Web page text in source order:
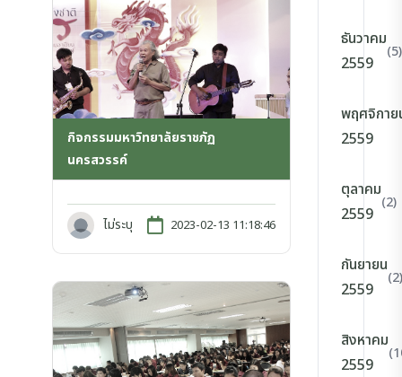
กิจกรรมมหาวิทยาลัยราชภัฏ
นครสวรรค์
ไม่ระบุ 2023-02-13 11:18:46
ธันวาคม
2559
(5)
พฤศจิกาย
2559
ตุลาคม
2559
(2)
กันยายน
2559
(2)
สิงหาคม
2559